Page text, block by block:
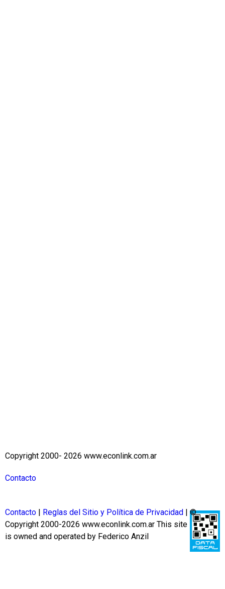
Copyright 2000- 2026 www.econlink.com.ar
Contacto
Contacto Reglas del Sitio y Política de Privacidad
| ©
Copyright 2000-2026 www.econlink.com.ar This site
is owned and operated by Federico Anzil